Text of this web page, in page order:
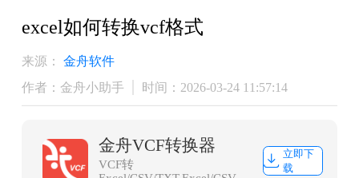
excel如何转换vcf格式
来源：
金舟软件
作者：金舟小助手
时间：2026-03-24 11:57:14
金舟VCF转换器
VCF转
立即下
载